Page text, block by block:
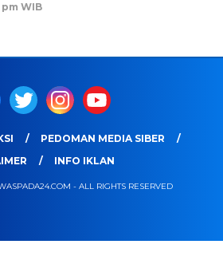
pm WIB
PEDOMAN MEDIA SIBER
INFO IKLAN
- ALL RIGHTS RESERVED